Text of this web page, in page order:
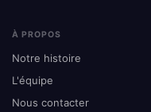
À PROPOS
Notre histoire
L'équipe
Nous contacter